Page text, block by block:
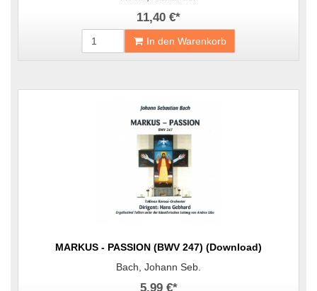
11,40 €*
In den Warenkorb
MARKUS - PASSION (BWV 247) (Download)
Bach, Johann Seb.
5,99 €*